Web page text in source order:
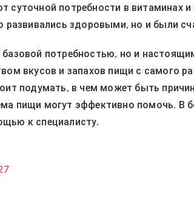
суточной потребности в витаминах
развивались здоровыми, но и были
потребностью, но и
вкусов и запахов пищи с самого
подумать, в чем может быть
пищи могут эффективно помочь. В
к специалисту.